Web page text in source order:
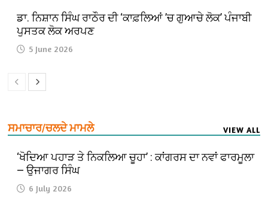
ਡਾ. ਨਿਸ਼ਾਨ ਸਿੰਘ ਰਾਠੌਰ ਦੀ ‘ਕਾਫ਼ਲਿਆਂ ’ਚ ਗੁਆਚੇ ਲੋਕ’ ਪੰਜਾਬੀ
ਪੁਸਤਕ ਲੋਕ ਅਰਪਣ
5 June 2026
ਸਮਾਚਾਰ/ਚਲਦੇ ਮਾਮਲੇ VIEW ALL
‘ਖੋਦਿਆ ਪਹਾੜ ਤੇ ਨਿਕਲਿਆ ਚੂਹਾ’ : ਕਾਂਗਰਸ ਦਾ ਨਵਾਂ ਫਾਰਮੂਲਾ
— ਉਜਾਗਰ ਸਿੰਘ
6 July 2026